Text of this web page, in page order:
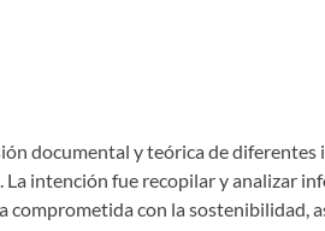
documental y teórica de diferentes
intención fue recopilar y analizar
con la sostenibilidad,